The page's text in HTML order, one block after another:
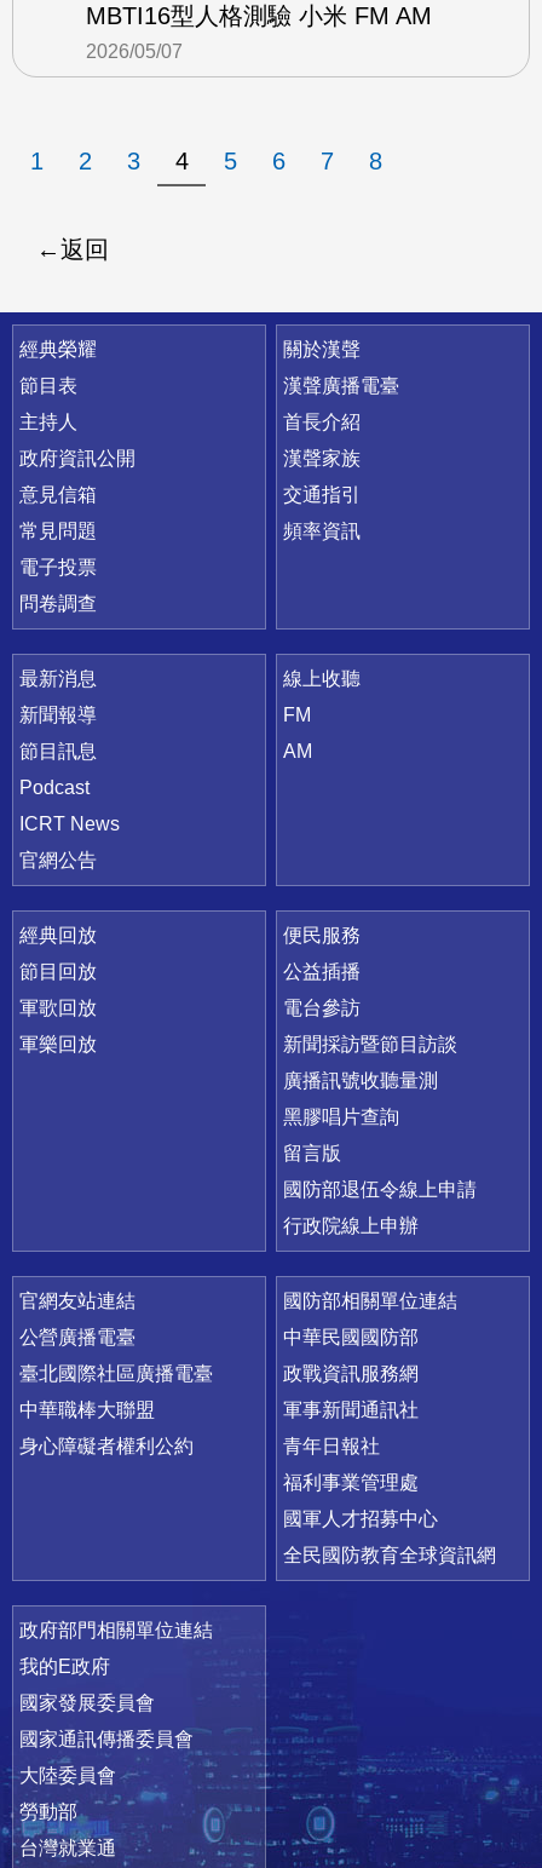
MBTI16型人格測驗 小米 FM AM
2026/05/07
1 2 3 4 5 6 7 8
返回
快速連結
經典榮耀
節目表
主持人
政府資訊公開
意見信箱
常見問題
電子投票
問卷調查
關於漢聲
漢聲廣播電臺
首長介紹
漢聲家族
交通指引
頻率資訊
最新消息
新聞報導
節目訊息
Podcast
ICRT News
官網公告
線上收聽
FM
AM
經典回放
節目回放
軍歌回放
軍樂回放
便民服務
公益插播
電台參訪
新聞採訪暨節目訪談
廣播訊號收聽量測
黑膠唱片查詢
留言版
國防部退伍令線上申請
行政院線上申辦
官網友站連結
公營廣播電臺
臺北國際社區廣播電臺
中華職棒大聯盟
身心障礙者權利公約
國防部相關單位連結
中華民國國防部
政戰資訊服務網
軍事新聞通訊社
青年日報社
福利事業管理處
國軍人才招募中心
全民國防教育全球資訊網
政府部門相關單位連結
我的E政府
國家發展委員會
國家通訊傳播委員會
大陸委員會
勞動部
台灣就業通